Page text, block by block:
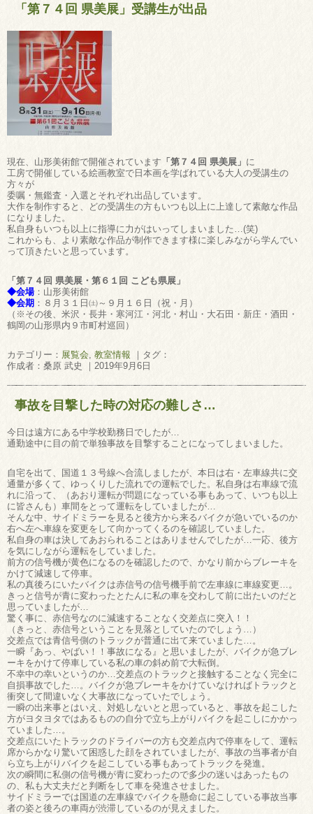
「第７４回 県美展」受講生が出品
現在、山形美術館で開催されています 「第７４回 県美展」 に
工房で開催している絵画教室で日本画を学ばれている大人の受講生の
方々が
委嘱・無鑑査・入選とそれぞれ出品しています。
大作を制作すると、どの受講生の方もいつも以上に上達して素敵な作品
になりました。
私自身もいつも以上に指導に力がはいってしまいました…(笑)
これからも、より素敵な作品が制作できます様に楽しみながら学んでい
って頂きたいと思っています。
「第７４回 県美展・第６１回 こども県展」
◆会場：山形美術館
◆会期 ：８月３１日㈯～９月１６日（祝・月）
（※その後、米沢・長井・寒河江・河北・村山・大石田・新庄・酒田・
鶴岡の山形県内９市町村巡回）
カテゴリー： 展覧会 教室情報 ｜タグ：
作成者：桑原 武史 ｜2019年9月6日
事故を目撃した時の対応の難しさ…
今日は遠方にある中学校勤務日でしたが…
通勤途中に目の前で単独事故を目撃することになってしまいました。
自宅を出て、国道１３号線へ合流しましたが、本日は右・左車線共に交
通量が多くて、ゆっくりした流れでの運転でした。私自身は右車線で流
れに沿って、（あおり運転が問題になっている事もあって、いつも以上
に皆さんも）車間をとって運転をしていましたが…
そんな中、サイドミラーを見ると後方から来るバイクが急いでいるのか
右へ左へ車線を変更をして向かってくるのを確認していました。
私自身の車は決してあおられることはありませんでしたが…一応、後方
を気にしながら運転をしていました。
前方の信号機が黄色になるのを確認したので、かなり前からブレーキを
かけて減速して停車。
私の真後ろにいたバイクは赤信号の信号機手前で左車線に車線変更…。
きっと信号が青に変わったとたんに私の車を交わして前に出たいのだと
思っていましたが…
驚く事に、赤信号なのに減速することなく交差点に突入！！
（きっと、赤信号ということを見落としていたのでしょう…）
交差点では青信号側のトラックが普通に出て来ていました…。
一瞬『あっ、やばい！！事故になる』と思いましたが、バイクが急ブレ
ーキをかけて停車している私の車の斜め前で大転倒。
不幸中の幸いというのか…交差点のトラックと接触することなく完全に
自損事故でした…。バイクが急ブレーキをかけていなければトラックと
衝突して間違いなく大事故になっていたでしょう。
一瞬の出来事とはいえ、対処しないとと思っていると、事故を起こした
方がヨタヨタではあるものの自分で立ち上がりバイクを起こしにかかっ
ていました…。
交差点にいたトラックのドライバーの方も交差点内で停車をして、運転
席からかなり驚いて困惑した顔をされていましたが、事故の当事者が自
ら立ち上がりバイクを起こしている事もあってトラックを発進。
次の瞬間に私側の信号機が青に変わったので多少の迷いはあったもの
の、私も大丈夫だと判断をして車を発進させました。
サイドミラーでは国道の左車線でバイクを懸命に起こしている事故当事
者の姿と後ろの車両が渋滞しているのが見えました。